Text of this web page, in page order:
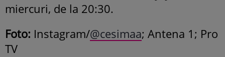
miercuri, de la 20:30.
Foto: Instagram/@cesimaa; Antena 1; Pro
TV